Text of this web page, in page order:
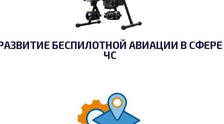
БЕСПИЛОТНОЙ АВИАЦИИ В СФЕРЕ
ЧС